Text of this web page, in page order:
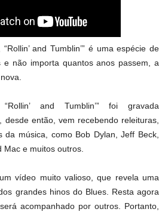
and Tumblin’” é uma espécie de
não importa quantos anos passem, a
and Tumblin’” foi gravada
então, vem recebendo releituras,
da música, como Bob Dylan, Jeff Beck,
Mac e muitos outros.
vídeo muito valioso, que revela uma
grandes hinos do Blues. Resta agora
acompanhado por outros. Portanto,